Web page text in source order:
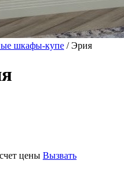
шкафы-купе / Эрия
цены Вызвать